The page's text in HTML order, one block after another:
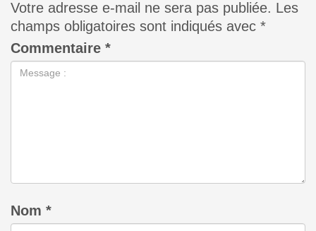
Votre adresse e-mail ne sera pas publiée. Les
champs obligatoires sont indiqués avec *
Commentaire *
Nom *